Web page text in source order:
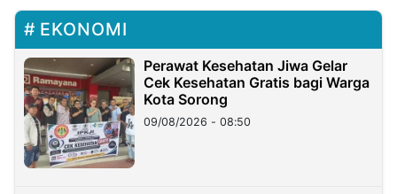
EKONOMI
Perawat Kesehatan Jiwa Gelar
Cek Kesehatan Gratis bagi Warga
Kota Sorong
09/08/2026 - 08:50